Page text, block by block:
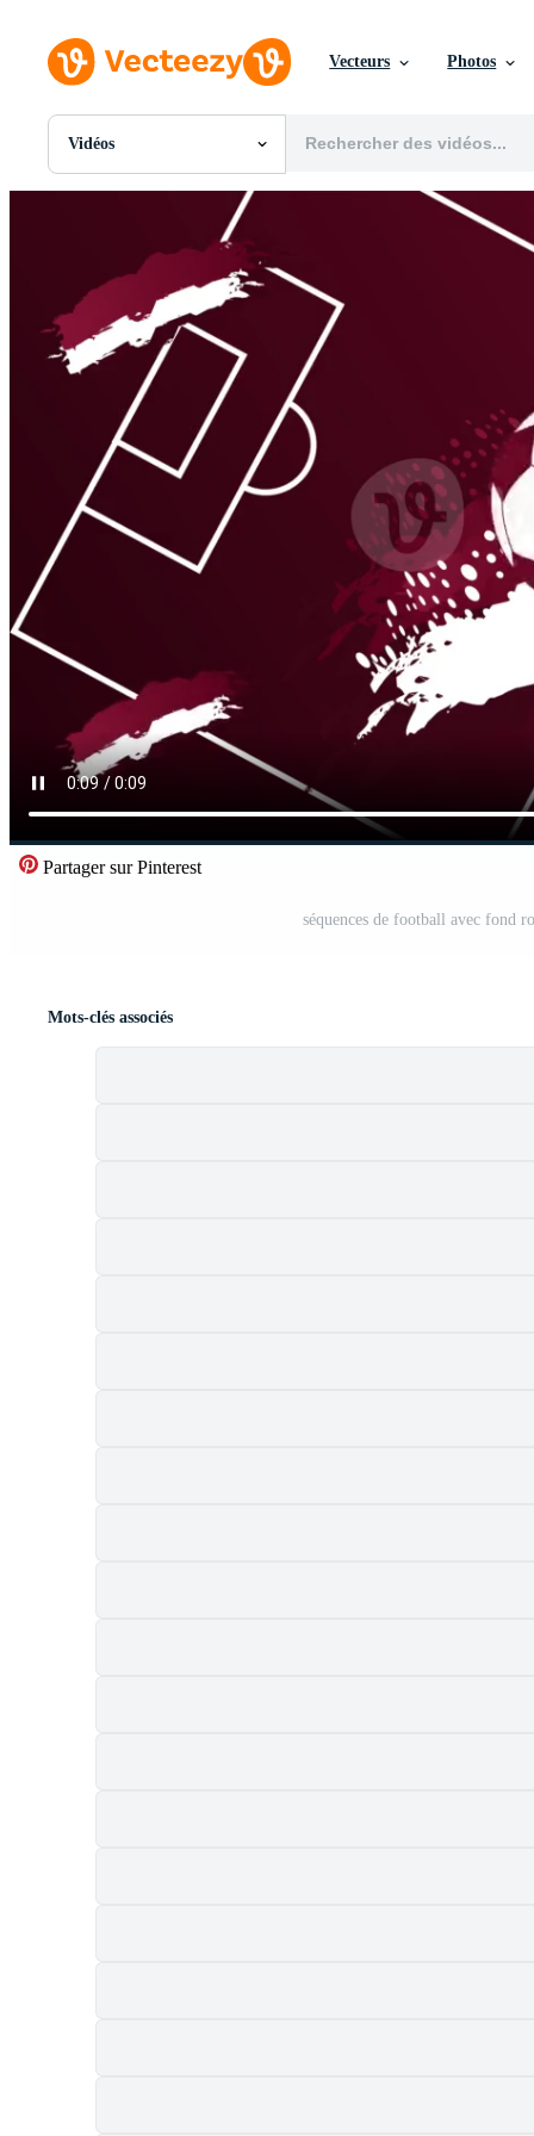
Vecteurs Photos
Vidéos
Toutes Images
SVGs
Modèles
Vecteurs
Vidéos
Motion graphics
Images Éditoriales
Événements Éditoriaux
Partager sur Pinterest
séquences de football avec fond
Mots-clés associés